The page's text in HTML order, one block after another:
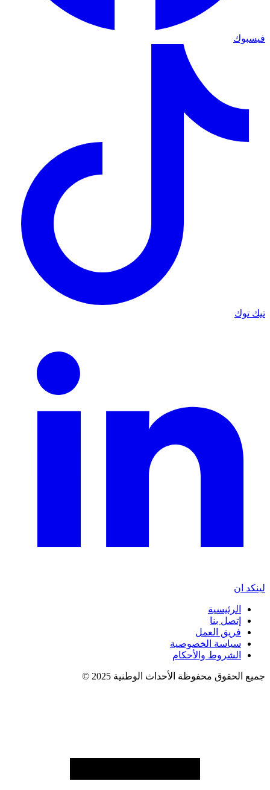
فيسبوك
تيك توك
لينكد ان
الرئيسية
إتصل بنا
فريق العمل
سياسة الخصوصية
الشروط والأحكام
جميع الحقوق محفوظة الأحداث الوطنية 2025 ©